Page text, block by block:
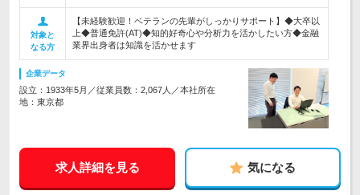
対象と
なる方
【未経験歓迎！ベテランの先輩がしっかりサポート】◆大卒以
上◆普通免許(AT)◆知的好奇心や分析力を活かしたい方◆金融
業界出身者は知識を活かせます
企業データ
設立：1933年5月／従業員数：2,067人／本社所在
地：東京都
求人詳細を見る 気になる